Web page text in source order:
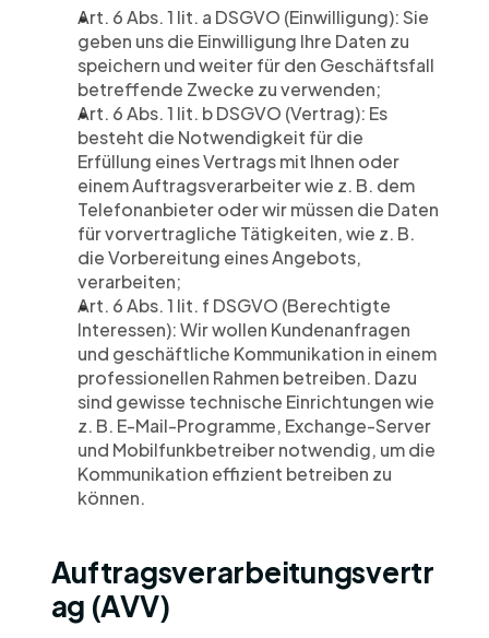
Art. 6 Abs. 1 lit. a DSGVO (Einwilligung): Sie
geben uns die Einwilligung Ihre Daten zu
speichern und weiter für den Geschäftsfall
betreffende Zwecke zu verwenden;
Art. 6 Abs. 1 lit. b DSGVO (Vertrag): Es
besteht die Notwendigkeit für die
Erfüllung eines Vertrags mit Ihnen oder
einem Auftragsverarbeiter wie z. B. dem
Telefonanbieter oder wir müssen die Daten
für vorvertragliche Tätigkeiten, wie z. B.
die Vorbereitung eines Angebots,
verarbeiten;
Art. 6 Abs. 1 lit. f DSGVO (Berechtigte
Interessen): Wir wollen Kundenanfragen
und geschäftliche Kommunikation in einem
professionellen Rahmen betreiben. Dazu
sind gewisse technische Einrichtungen wie
z. B. E-Mail-Programme, Exchange-Server
und Mobilfunkbetreiber notwendig, um die
Kommunikation effizient betreiben zu
können.
Auftragsverarbeitungsvertr
ag (AVV)